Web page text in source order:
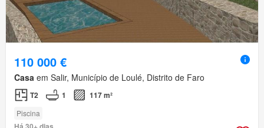
110 000 €
Casa em Salir, Município de Loulé, Distrito de Faro
T2 1 117 m²
Piscina